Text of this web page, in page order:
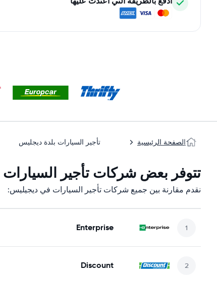
الصفحة الرئيسية تأجير السيارات بلدة ديجليس
تتوفر بعض شركات تأجير السيارات
نقدم مقارنة بين جميع شركات تأجير السيارات في ديجيليس:
Enterprise
Discount